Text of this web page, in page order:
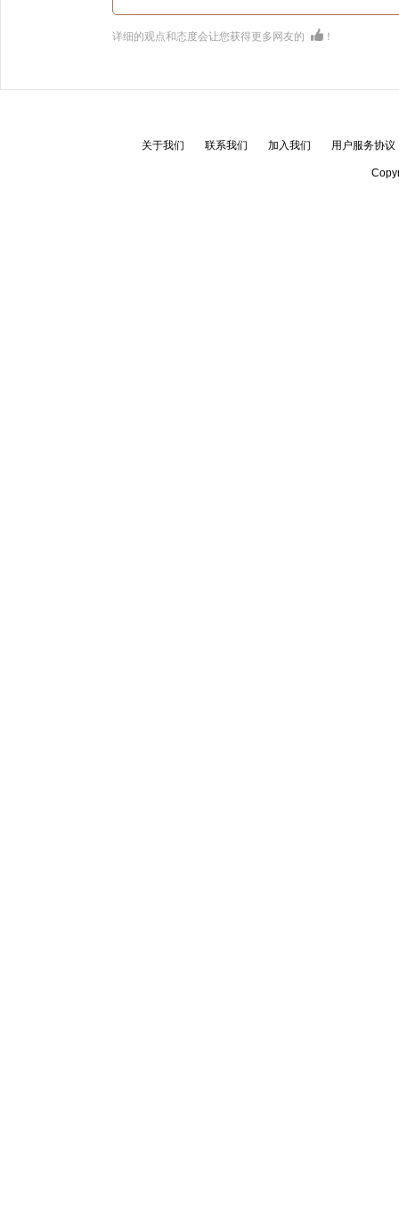
详细的观点和态度会让您获得更多网友的 ！
关于我们 联系我们 加入我们 用户服务协议